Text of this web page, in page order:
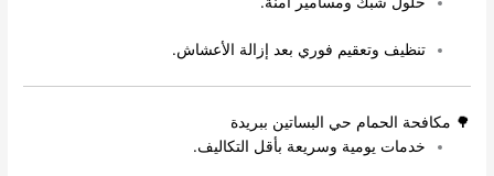
تنظيف وتعقيم فوري بعد إزالة الأعشاش.
🌳 مكافحة الحمام حي البساتين ببريدة
خدمات يومية وسريعة بأقل التكاليف.